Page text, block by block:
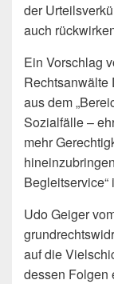
der
auch
Ein Vorschlag
Rechtsanwälte
aus dem
Sozialfälle –
mehr
Udo Geiger
auf die
dessen Folgen